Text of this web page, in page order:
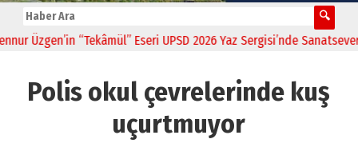
Üzgen’in “Tekâmül” Eseri UPSD 2026 Yaz Sergisi’nde
Polis okul çevrelerinde kuş
uçurtmuyor